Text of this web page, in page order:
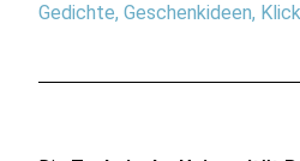
Gedichte,Geschenkideen,